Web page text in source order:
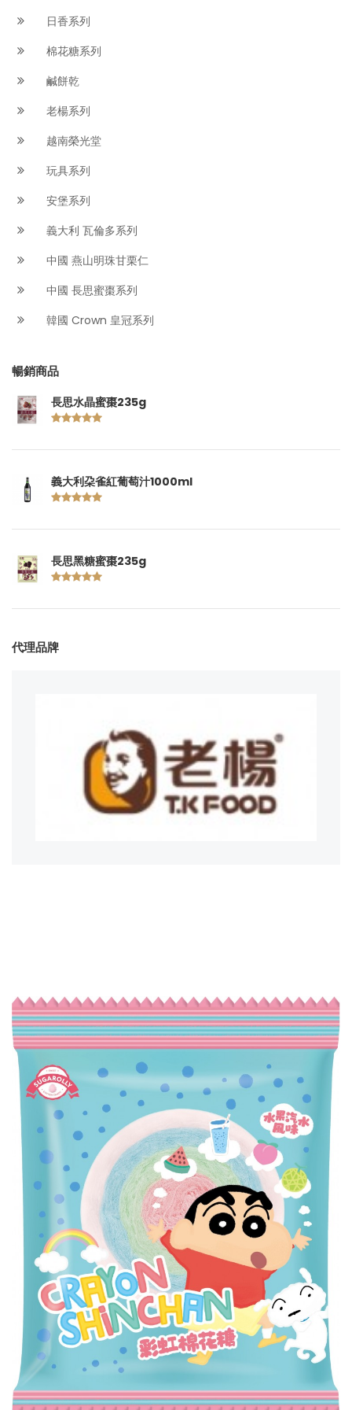
日香系列
棉花糖系列
鹹餅乾
老楊系列
越南榮光堂
玩具系列
安堡系列
義大利 瓦倫多系列
中國 燕山明珠甘栗仁
中國 長思蜜棗系列
韓國 Crown 皇冠系列
暢銷商品
長思水晶蜜棗235g
義大利朶雀紅葡萄汁1000ml
長思黑糖蜜棗235g
代理品牌